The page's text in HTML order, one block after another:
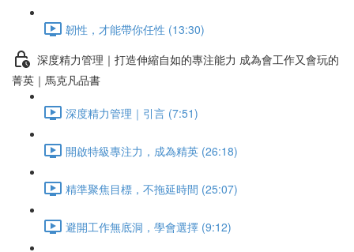
韌性，才能帶你任性 (13:30)
深度精力管理｜打造伸縮自如的專注能力 成為會工作又會玩的
菁英｜馬克凡品書
深度精力管理｜引言 (7:51)
開啟特級專注力，成為精英 (26:18)
精準聚焦目標，不拖延時間 (25:07)
避開工作無底洞，學會選擇 (9:12)